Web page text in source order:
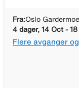
Fra:Oslo
4 dager, 14 Oct -
Flere avganger